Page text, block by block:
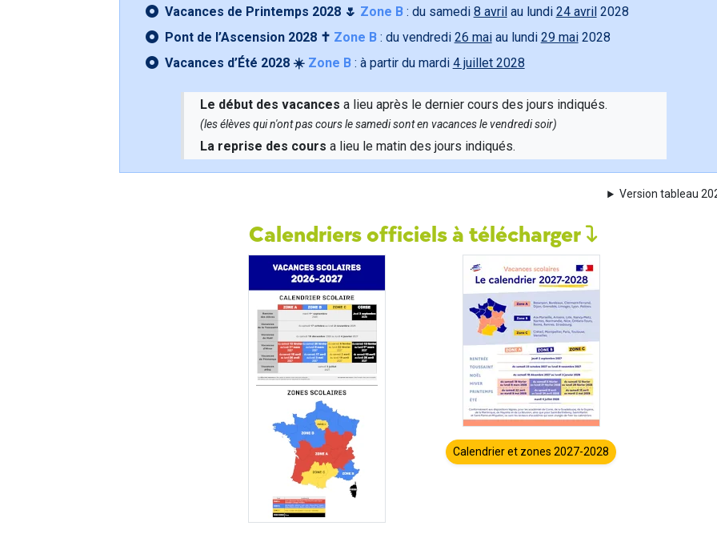
Vacances de Printemps 2028 🌷 Zone B: du samedi 8 avril au lundi 24 avril 2028
Pont de l’Ascension 2028 ✝️ Zone B: du vendredi 26 maiau lundi 29 mai2028
Vacances d’Été 2028 ☀️ Zone B: à partir du mardi 4 juillet 2028
Le début des vacances a lieu après le dernier cours des jours indiqués.
(les élèves qui n'ont pas cours le samedi sont en vacances le vendredi soir)
La reprise des cours a lieu le matin des jours indiqués.
Version tableau
Calendriers officiels à télécharger
Calendrier et zones 2027-2028